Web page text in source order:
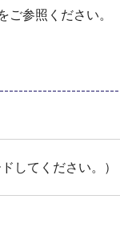
参照ください。
してください。）